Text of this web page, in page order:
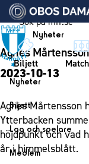
Vidare till innehållet
Nyheter
Biljett
Nyheter
Nyheter
Kalender
Biljett
Biljett
Årskort herr
Lag och spelare
Lag
Medlem
Agnes
2023-10-13
Agnes
Ytterbacken
höjdpunkt och vad
år i himmelsblått.